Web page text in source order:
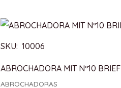
SKU: 10006
ABROCHADORA MIT Nº10 BRIEF
ABROCHADORAS